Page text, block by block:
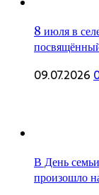
8 июля в
09.07.2026
В День
произошло